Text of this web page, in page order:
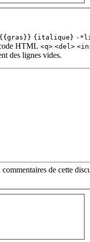
{{gras}} {italique} -
HTML <q> <del>
des lignes vides.
de cette